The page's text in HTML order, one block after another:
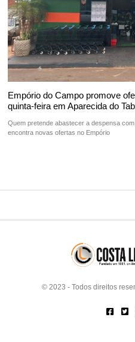
Empório do Campo promove
quinta-feira em Aparecida do
Quem pretende abastecer a despensa
encontra novas ofertas no Empório
© 2023 - Todos direitos